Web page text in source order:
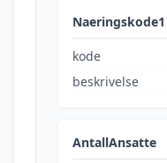
Naeringskode1
kode
beskrivelse
AntallAnsatte